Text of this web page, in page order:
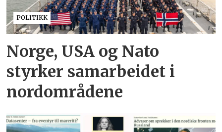
POLITIKK
Norge, USA og Nato
styrker samarbeidet i
nordområdene